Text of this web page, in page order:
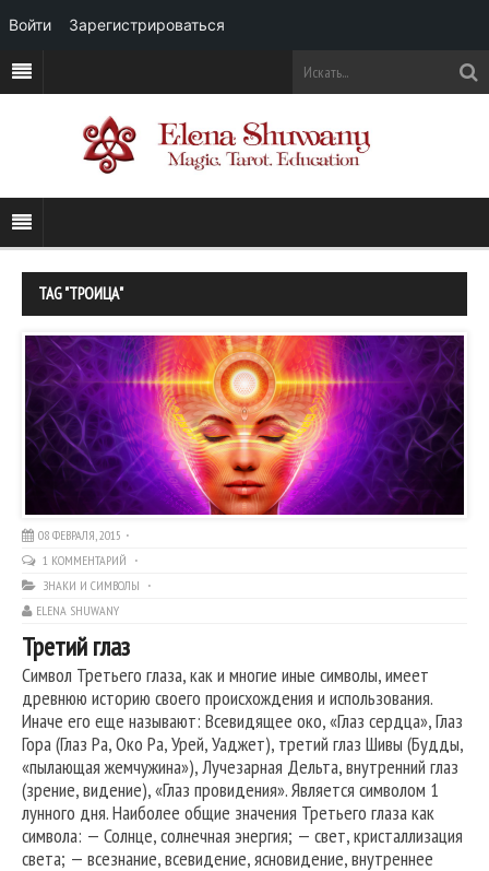
TAG "ТРОИЦА"
08 ФЕВРАЛЯ, 2015
1 КОММЕНТАРИЙ
ЗНАКИ И СИМВОЛЫ
ELENA SHUWANY
Третий глаз
Символ Третьего глаза, как и многие иные символы, имеет
древнюю историю своего происхождения и использования.
Иначе его еще называют: Всевидящее око, «Глаз сердца», Глаз
Гора (Глаз Ра, Око Ра, Урей, Уаджет), третий глаз Шивы (Будды,
«пылающая жемчужина»), Лучезарная Дельта, внутренний глаз
(зрение, видение), «Глаз провидения». Является символом 1
лунного дня. Наиболее общие значения Третьего глаза как
символа: — Солнце, солнечная энергия; — свет, кристаллизация
света; — всезнание, всевидение, ясновидение, внутреннее
Войти Зарегистрироваться